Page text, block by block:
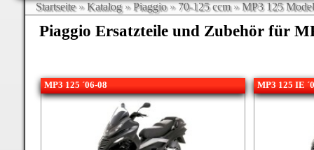
Startseite»Katalog»Piaggio»70-125 ccm»MP3 125
Piaggio Ersatzteile und Zubehör für
MP3 125 ´06-08 MP3 125 IE